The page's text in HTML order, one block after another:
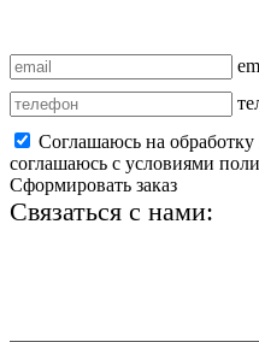
Соглашаюсь на
соглашаюсь с условиями
Сформировать заказ
Связаться с нами: